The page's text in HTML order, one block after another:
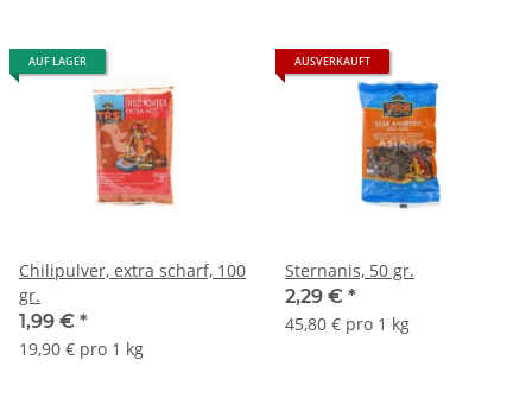
AUF LAGER
Chilipulver, extra scharf, 100
gr.
1,99 € *
19,90 € pro 1 kg
AUSVERKAUFT
Sternanis, 50 gr.
2,29 € *
45,80 € pro 1 kg